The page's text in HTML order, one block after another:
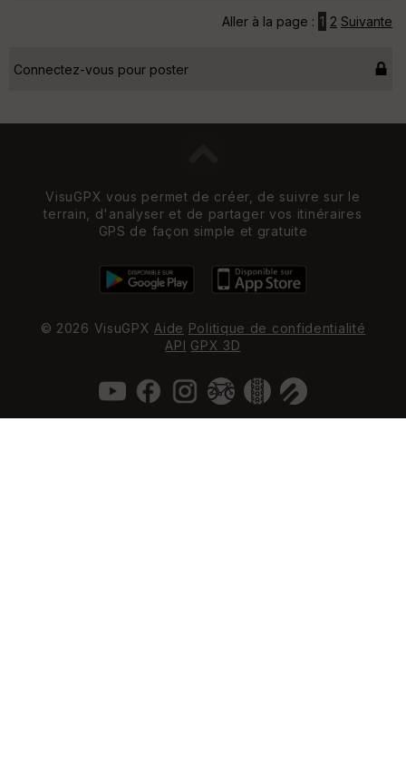
Aller à la page : 1 2 Suivante
Connectez-vous pour poster
VisuGPX vous permet de créer, de suivre sur le
terrain, d'analyser et de partager vos itinéraires
GPS de façon simple et gratuite
© 2026 VisuGPX Aide Politique de confidentialité
API GPX 3D